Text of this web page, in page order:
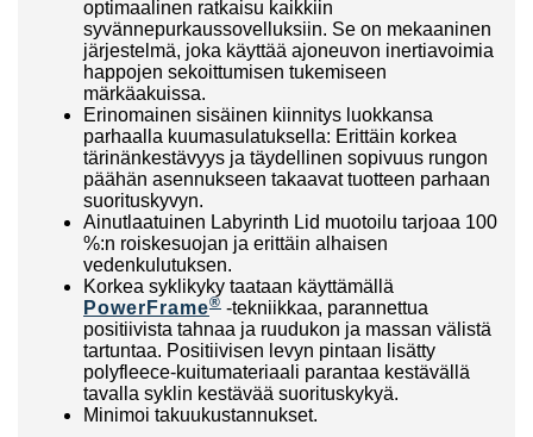
optimaalinen ratkaisu kaikkiin
syvännepurkaussovelluksiin. Se on mekaaninen
järjestelmä, joka käyttää ajoneuvon inertiavoimia
happojen sekoittumisen tukemiseen
märkäakuissa.
Erinomainen sisäinen kiinnitys luokkansa
parhaalla kuumasulatuksella: Erittäin korkea
tärinänkestävyys ja täydellinen sopivuus rungon
päähän asennukseen takaavat tuotteen parhaan
suorituskyvyn.
Ainutlaatuinen Labyrinth Lid muotoilu tarjoaa 100
%:n roiskesuojan ja erittäin alhaisen
vedenkulutuksen.
Korkea syklikyky taataan käyttämällä
PowerFrame® -tekniikkaa, parannettua
positiivista tahnaa ja ruudukon ja massan välistä
tartuntaa. Positiivisen levyn pintaan lisätty
polyfleece-kuitumateriaali parantaa kestävällä
tavalla syklin kestävää suorituskykyä.
Minimoi takuukustannukset.